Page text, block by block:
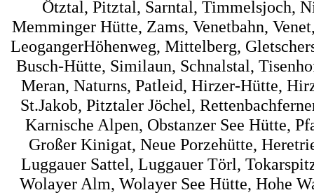
Ötztal, Pitztal, Sarntal, Timmelsjoch,
Memminger Hütte, Zams, Venetbahn,
LeogangerHöhenweg, Mittelberg,
Busch-Hütte, Similaun, Schnalstal,
Meran, Naturns, Patleid, Hirzer-Hütte,
St.Jakob, Pitztaler Jöchel,
Karnische Alpen, Obstanzer See Hütte,
Großer Kinigat, Neue Porzehütte,
Luggauer Sattel, Luggauer Törl,
Wolayer Alm, Wolayer See Hütte, Hohe